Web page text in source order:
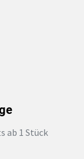
ab 1 Stück